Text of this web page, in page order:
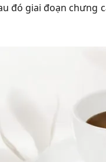
đó giai đoạn chưng